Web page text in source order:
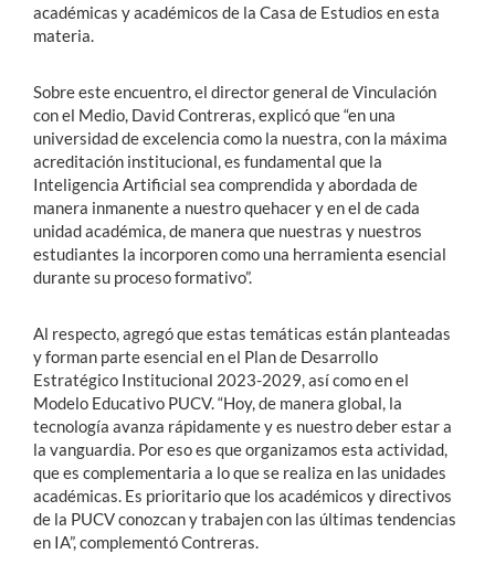
académicas y académicos de la Casa de Estudios en esta
materia.
Sobre este encuentro, el director general de Vinculación
con el Medio, David Contreras, explicó que “en una
universidad de excelencia como la nuestra, con la máxima
acreditación institucional, es fundamental que la
Inteligencia Artificial sea comprendida y abordada de
manera inmanente a nuestro quehacer y en el de cada
unidad académica, de manera que nuestras y nuestros
estudiantes la incorporen como una herramienta esencial
durante su proceso formativo”.
Al respecto, agregó que estas temáticas están planteadas
y forman parte esencial en el Plan de Desarrollo
Estratégico Institucional 2023-2029, así como en el
Modelo Educativo PUCV. “Hoy, de manera global, la
tecnología avanza rápidamente y es nuestro deber estar a
la vanguardia. Por eso es que organizamos esta actividad,
que es complementaria a lo que se realiza en las unidades
académicas. Es prioritario que los académicos y directivos
de la PUCV conozcan y trabajen con las últimas tendencias
en IA”, complementó Contreras.